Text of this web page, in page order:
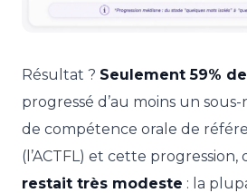
Résultat ? Seulement 59%
progressé d’au moins un
de compétence orale de
(l’ACTFL) et cette
restait très modeste : la